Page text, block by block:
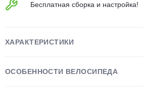
Бесплатная сборка и настройка!
ХАРАКТЕРИСТИКИ
ОСОБЕННОСТИ ВЕЛОСИПЕДА
Остались вопросы?